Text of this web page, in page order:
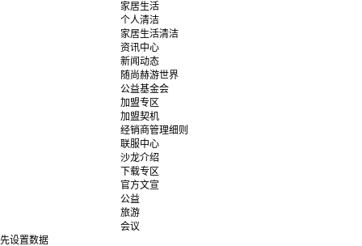
家居生活
个人清洁
家居生活清洁
资讯中心
新闻动态
随尚赫游世界
公益基金会
加盟专区
加盟契机
经销商管理细则
联服中心
沙龙介绍
下载专区
官方文宣
公益
旅游
会议
先设置数据